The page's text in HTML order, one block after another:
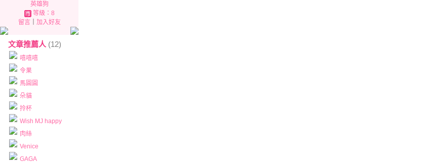
英雄狗
等級：8
留言｜ 加入好友
文章推薦人 (12)
嘻嘻嘻
令果
馬圓圓
朵貓
拎杯
Wish MJ happy
肉絲
Venice
GAGA